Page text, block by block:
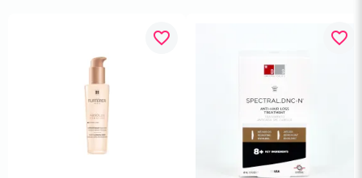
favorite_border favorite_border